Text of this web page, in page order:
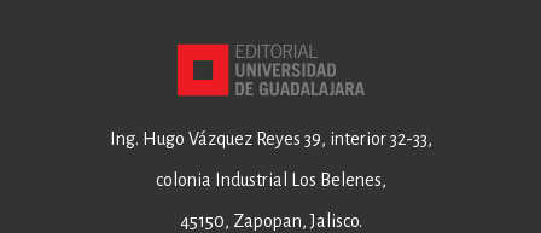
Ing. Hugo Vázquez Reyes 39, interior 32-33,
colonia Industrial Los Belenes,
45150, Zapopan, Jalisco.